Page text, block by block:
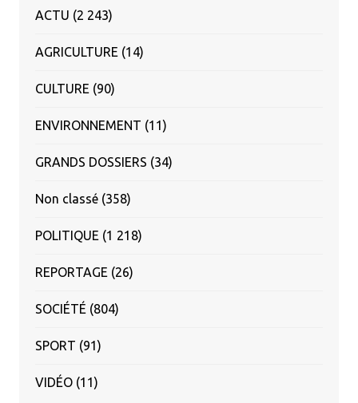
ACTU (2 243)
AGRICULTURE (14)
CULTURE (90)
ENVIRONNEMENT (11)
GRANDS DOSSIERS (34)
Non classé(358)
POLITIQUE (1 218)
REPORTAGE (26)
SOCIÉTÉ (804)
SPORT (91)
VIDÉO(11)